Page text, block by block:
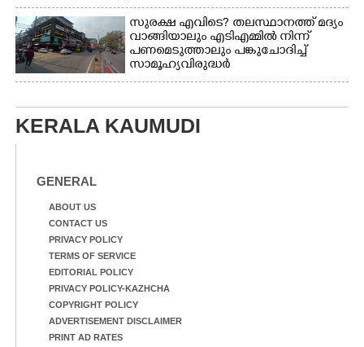
സുരക്ഷ എവിടെ?​ തലസ്ഥാനത്ത് മദ്യം
വാങ്ങിയാലും എടിഎമ്മിൽ നിന്ന്
പണമെടുത്താലും പങ്കുചോദിച്ച്
സാമൂഹ്യവിരുദ്ധർ
KERALA KAUMUDI
GENERAL
ABOUT US
CONTACT US
PRIVACY POLICY
TERMS OF SERVICE
EDITORIAL POLICY
PRIVACY POLICY-KAZHCHA
COPYRIGHT POLICY
ADVERTISEMENT DISCLAIMER
PRINT AD RATES